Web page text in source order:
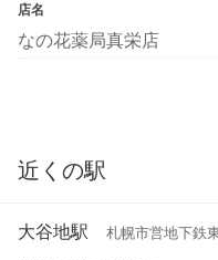
店名
なの花薬局真栄店
近くの駅
大谷地駅 札幌市営地下鉄